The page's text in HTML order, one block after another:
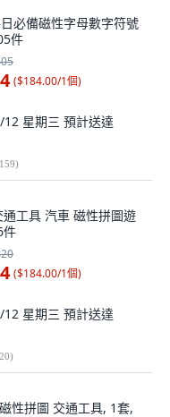
日必備磁性字母數字符號
件
($184.00/1個)
12 星期三 預計送達
159)
工具 汽車 磁性拼圖遊
件
($184.00/1個)
12 星期三 預計送達
20)
性拼圖 交通工具, 1套,